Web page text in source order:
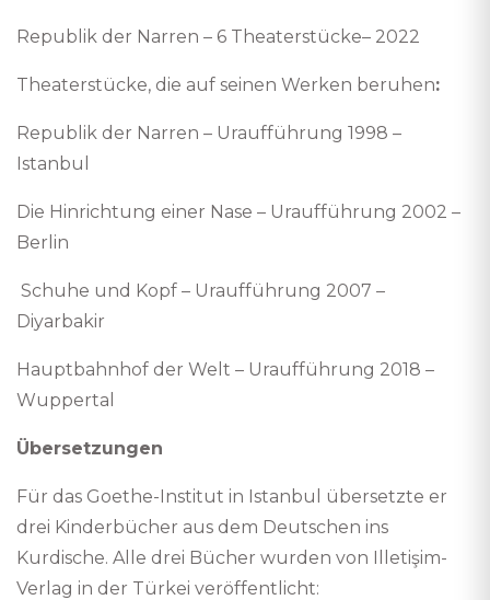
Republik der Narren – 6 Theaterstücke– 2022
Theaterstücke, die auf seinen Werken beruhen:
Republik der Narren – Uraufführung 1998 –
Istanbul
Die Hinrichtung einer Nase – Uraufführung 2002 –
Berlin
Schuhe und Kopf – Uraufführung 2007 –
Diyarbakir
Hauptbahnhof der Welt – Uraufführung 2018 –
Wuppertal
Übersetzungen
Für das Goethe-Institut in Istanbul übersetzte er
drei Kinderbücher aus dem Deutschen ins
Kurdische. Alle drei Bücher wurden von Illetişim-
Verlag in der Türkei veröffentlicht: